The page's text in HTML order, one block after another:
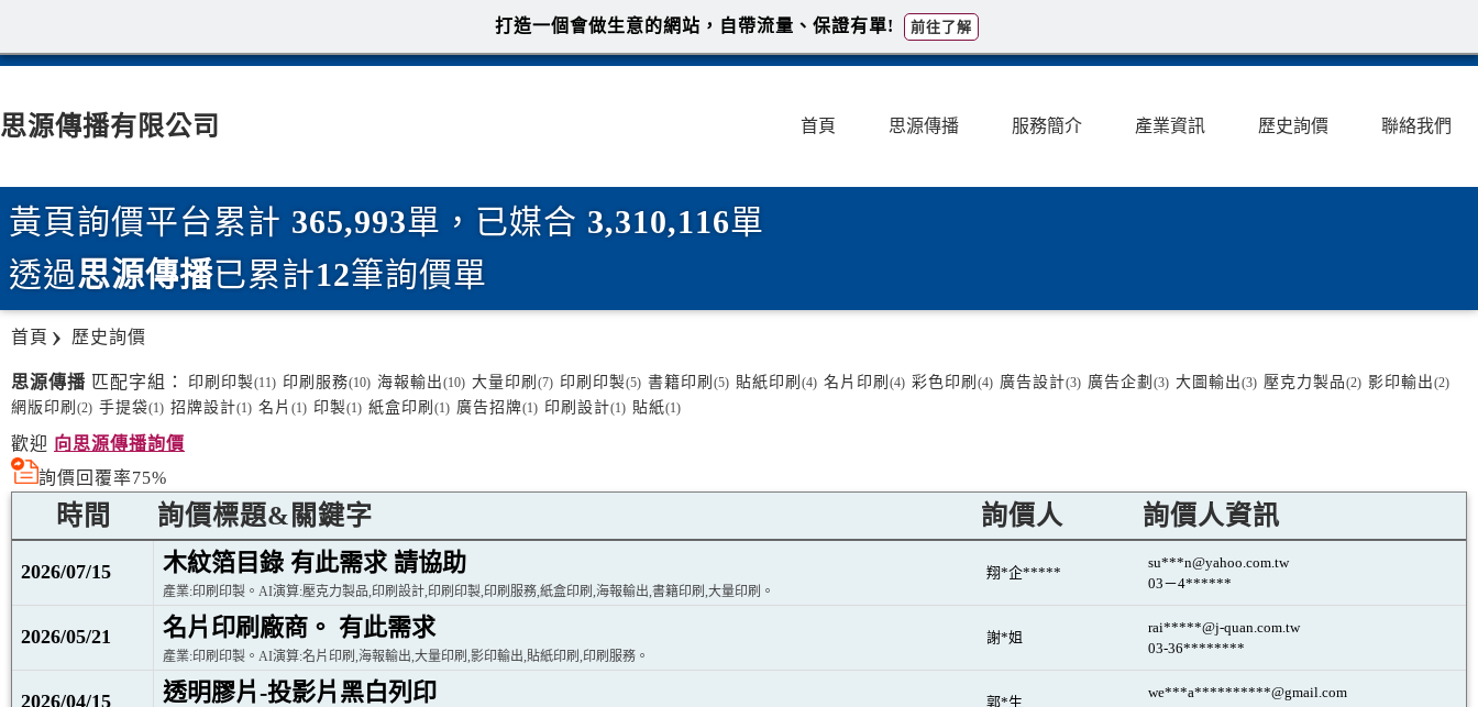
思源傳播有限公司 首頁 思源傳播 服務簡介 產業資訊 歷史詢價 聯絡我們
黃頁詢價平台累計 365,993單，已媒合 3,310,116單
透過思源傳播已累計12筆詢價單
首頁 歷史詢價
思源傳播 匹配字組： 印刷印製(11) 印刷服務(10) 海報輸出(10) 大量印刷 (7) 印刷印製(5) 書籍印刷 (5) 貼紙印刷 (4) 名片印刷 (4) 彩色印刷 (4) 廣告設計(3) 廣告企劃 (3) 大圖輸出(3) 壓克力製品(2) 影印輸出(2)
網版印刷 (2) 手提袋(1) 招牌設計(1) 名片 (1) 印製(1) 紙盒印刷 (1) 廣告招牌(1) 印刷設計(1) 貼紙(1)
歡迎 向思源傳播詢價
詢價回覆率75%
時間 詢價標題&關鍵字 詢價人 詢價人資訊
2026/07/15 木紋箔目錄 有此需求 請協助
產業:印刷印製。AI演算:壓克力製品,印刷設計,印刷印製,印刷服務,紙盒印刷,海報輸出,書籍印刷,大量印刷。
翔*企*****
su***n@yahoo.com.tw
03－4******
2026/05/21 名片印刷廠商。 有此需求
產業:印刷印製。AI演算:名片印刷,海報輸出,大量印刷,影印輸出,貼紙印刷,印刷服務。
謝*姐
rai*****@j-quan.com.tw
03-36********
2026/04/15 透明膠片-投影片黑白列印 郭*生
we***a**********@gmail.com
打造一個會做生意的網站，自帶流量、保證有單! 前往了解